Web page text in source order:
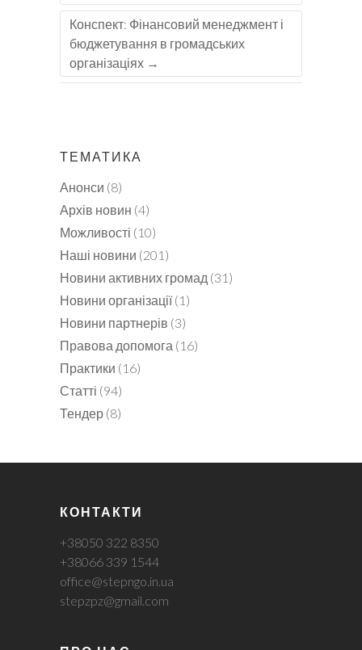
Конспект: Фінансовий менеджмент і
бюджетування в громадських
організаціях →
ТЕМАТИКА
Анонси (8)
Архів новин (4)
Можливості (10)
Наші новини (201)
Новини активних громад (31)
Новини організації(1)
Новини партнерів (3)
Правова допомога (16)
Практики (16)
Статті (94)
Тендер (8)
КОНТАКТИ
+38050 322 8350
+38066 339 1544
office@stepngo.in.ua
stepzpz@gmail.com